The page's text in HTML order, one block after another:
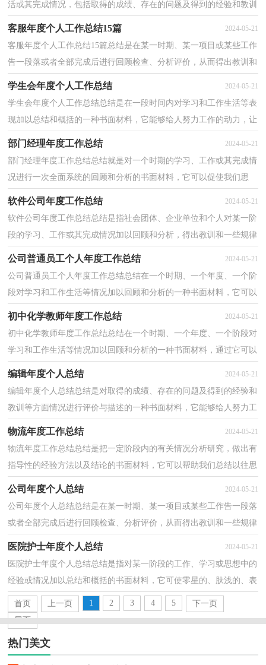
活或其完成情况，包括取得的成绩、存在的问题及得到的经验和教训
加以回顾和分析的书面材料，它能帮我们理顺知识...
客服年度个人工作总结15篇 2024-05-21
客服年度个人工作总结15篇总结是在某一时期、某一项目或某些工作
告一段落或者全部完成后进行回顾检查、分析评价，从而得出教训和
一些规律性认识的一种书面材料，它可使零星的、...
学生会年度个人工作总结 2024-05-21
学生会年度个人工作总结总结是在一段时间内对学习和工作生活等表
现加以总结和概括的一种书面材料，它能够给人努力工作的动力，让
我们一起来学习写总结吧。但是却发现不知道该写...
部门经理年度工作总结 2024-05-21
部门经理年度工作总结总结就是对一个时期的学习、工作或其完成情
况进行一次全面系统的回顾和分析的书面材料，它可以促使我们思
考，不如立即行动起来写一份总结吧。总结你想好怎...
软件公司年度工作总结 2024-05-21
软件公司年度工作总结总结是指社会团体、企业单位和个人对某一阶
段的学习、工作或其完成情况加以回顾和分析，得出教训和一些规律
性认识的一种书面材料，它可以给我们下一阶段的...
公司普通员工个人年度工作总结 2024-05-21
公司普通员工个人年度工作总结总结在一个时期、一个年度、一个阶
段对学习和工作生活等情况加以回顾和分析的一种书面材料，它可以
提升我们发现问题的能力，让我们一起来学习写总...
初中化学教师年度工作总结 2024-05-21
初中化学教师年度工作总结总结在一个时期、一个年度、一个阶段对
学习和工作生活等情况加以回顾和分析的一种书面材料，通过它可以
全面地、系统地了解以往的学习和工作情况，让我...
编辑年度个人总结 2024-05-21
编辑年度个人总结总结是对取得的成绩、存在的问题及得到的经验和
教训等方面情况进行评价与描述的一种书面材料，它能够给人努力工
作的动力，不如静下心来好好写写总结吧。那么总...
物流年度工作总结 2024-05-21
物流年度工作总结总结是把一定阶段内的有关情况分析研究，做出有
指导性的经验方法以及结论的书面材料，它可以帮助我们总结以往思
想，发扬成绩，让我们抽出时间写写总结吧。但是总结...
公司年度个人总结 2024-05-21
公司年度个人总结总结是在某一时期、某一项目或某些工作告一段落
或者全部完成后进行回顾检查、分析评价，从而得出教训和一些规律
性认识的一种书面材料，它能使我们及时找出错误...
医院护士年度个人总结 2024-05-21
医院护士年度个人总结总结是指对某一阶段的工作、学习或思想中的
经验或情况加以总结和概括的书面材料，它可使零星的、肤浅的、表
面的感性认知上升到全面的、系统的、本质的理...
首页 上一页 1 2 3 4 5
下一页
尾页
热门美文